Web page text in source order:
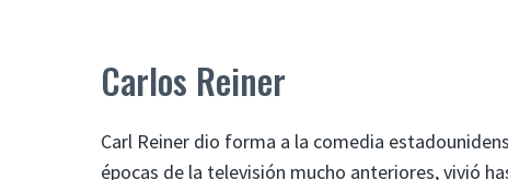
Carlos Reiner
Carl Reiner dio forma a la comedia
épocas de la televisión mucho anteriores, vivió